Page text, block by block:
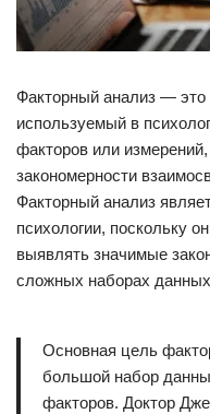
Факторный анализ — это
используемый в
факторов или
закономерности
Факторный анализ
психологии, поскольку
выявлять значимые
сложных наборах
Основная цель
большой набор
факторов. Доктор